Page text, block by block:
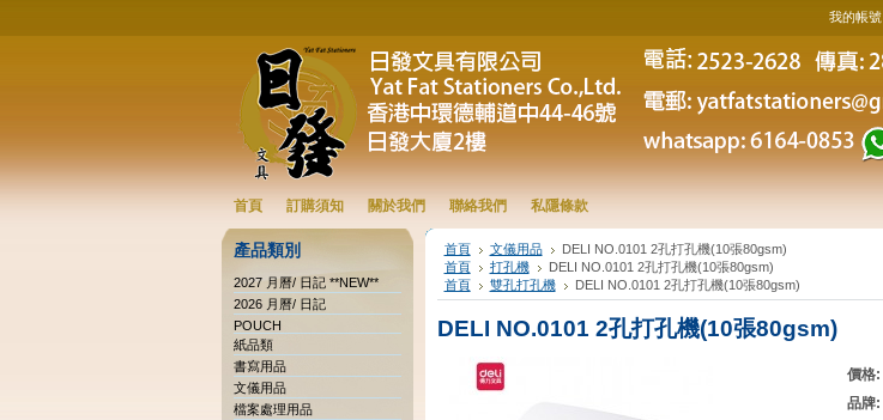
我的帳號
首頁 訂購須知 關於我們 聯絡我們 私隱條款
產品類別
2027 月曆/ 日記 **NEW**
2026 月曆/ 日記
POUCH
紙品類
書寫用品
文儀用品
檔案處理用品
首頁 文儀用品
DELI NO.0101 2孔打孔機(10張80gsm)
首頁
打孔機
DELI NO.0101 2孔打孔機(10張80gsm)
首頁
雙孔打孔機 DELI NO.0101 2孔打孔機(10張80gsm)
DELI NO.0101 2孔打孔機(10張80gsm)
價格:
品牌: